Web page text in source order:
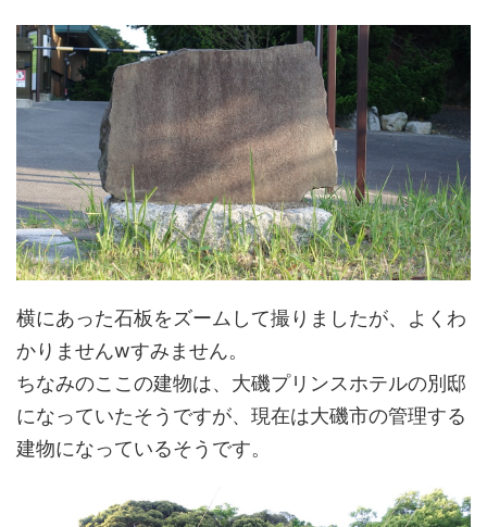
横にあった石板をズームして撮りましたが、よくわ
かりませんwすみません。
ちなみのここの建物は、大磯プリンスホテルの別邸
になっていたそうですが、現在は大磯市の管理する
建物になっているそうです。